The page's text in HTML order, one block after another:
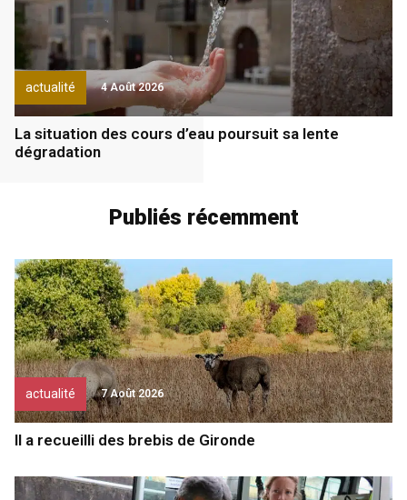
actualité 4 Août 2026
La situation des cours d’eau poursuit sa lente
dégradation
Publiés récemment
actualité 7 Août 2026
Il a recueilli des brebis de Gironde